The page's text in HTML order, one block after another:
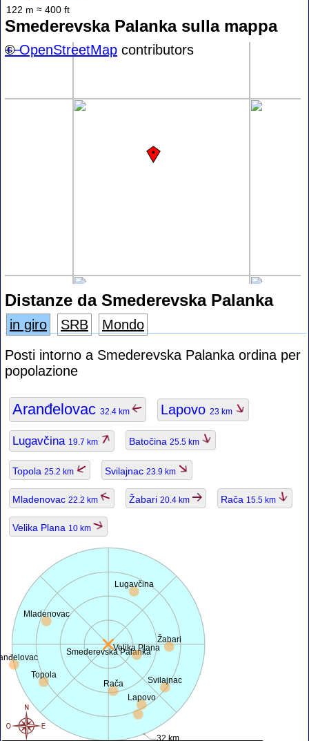
122 m ≈ 400 ft
Smederevska Palanka sulla mappa
+−
©OpenStreetMap contributors
Distanze da Smederevska Palanka
in giro SRB
Mondo
Posti intorno a Smederevska Palanka ordina per
popolazione
Aranđelovac 32.4 km Lapovo 23 km
Lugavčina 19.7 km Batočina 25.5 km
Topola 25.2 km Svilajnac 23.9 km
Mladenovac 22.2 km Žabari 20.4 km Rača 15.5 km
Velika Plana 10 km
Smederevska Palanka
32 km
Lapovo
Lugavčina
Topola
Svilajnac
Mladenovac
Žabari
Rača
Velika Plana